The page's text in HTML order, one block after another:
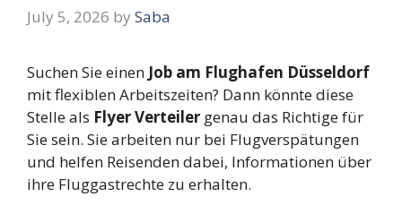
July 5, 2026 by Saba
Suchen Sie einen Job am Flughafen Düsseldorf
mit flexiblen Arbeitszeiten? Dann könnte diese
Stelle als Flyer Verteiler genau das Richtige für
Sie sein. Sie arbeiten nur bei Flugverspätungen
und helfen Reisenden dabei, Informationen über
ihre Fluggastrechte zu erhalten.